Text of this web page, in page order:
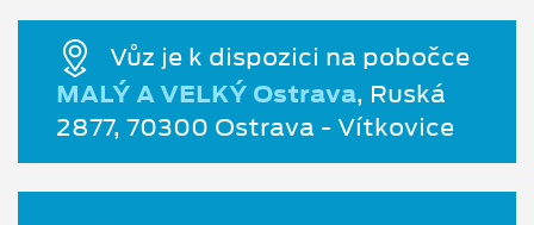
Vůz je k dispozici na pobočce
MALÝ A VELKÝ Ostrava, Ruská
2877, 70300 Ostrava - Vítkovice